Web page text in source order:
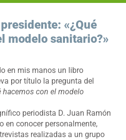
«¿Qué
modelo sanitario?»
en mis manos un libro
por título la pregunta del
hacemos con el modelo
periodista D. Juan Ramón
en conocer personalmente,
realizadas a un grupo